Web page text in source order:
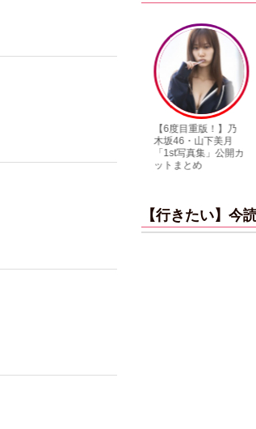
ットまとめ
【インタビューフ
ト】櫻坂46・田村
乃、山崎天＜TGC
2023 A／W＞
【行きたい】今